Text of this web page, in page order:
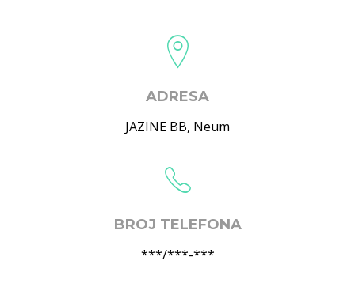
ADRESA
JAZINE BB, Neum
BROJ TELEFONA
***/***-***